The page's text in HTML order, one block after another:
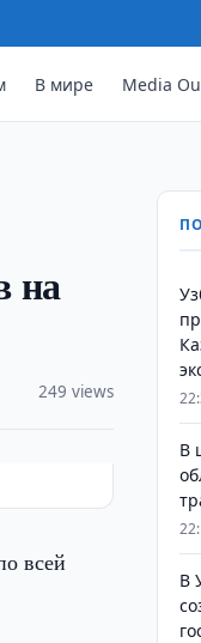
В мире Media
на
249 views
всей
В
В